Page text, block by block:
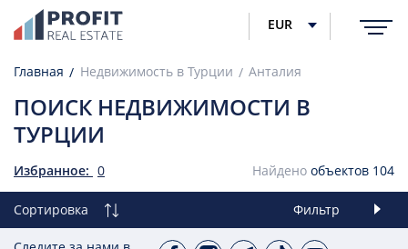
EUR
Главная Недвижимость в Турции Анталия
ПОИСК НЕДВИЖИМОСТИ В
ТУРЦИИ
Избранное: 0 Найдено объектов 104
Сортировка Фильтр